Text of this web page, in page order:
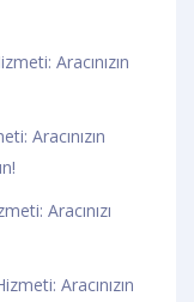
Aracınızın
Aracınızın
Aracınızı
Aracınızın